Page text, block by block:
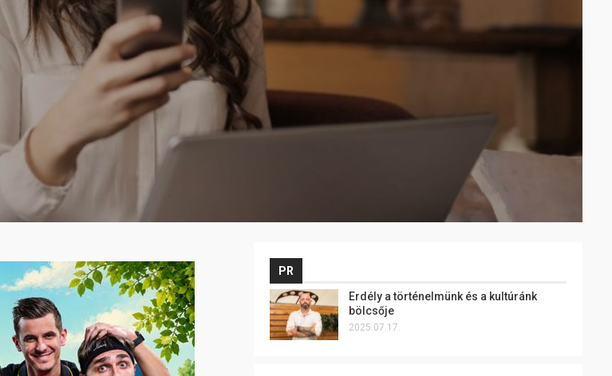
PR
Erdély a történelmünk és a kultúránk
bölcsője
2025.07.17.